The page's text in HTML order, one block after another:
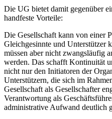
Die UG bietet damit gegenüber
handfeste Vorteile:
Die Gesellschaft kann von einer
Gleichgesinnte und Unterstützer
müssen aber nicht zwangsläufig
werden. Das schafft Kontinuität
nicht nur den Initiatoren der
Unterstützern, die sich im
Gesellschaft als Gesellschafter
Verantwortung als
administrative Aufwand deutlich